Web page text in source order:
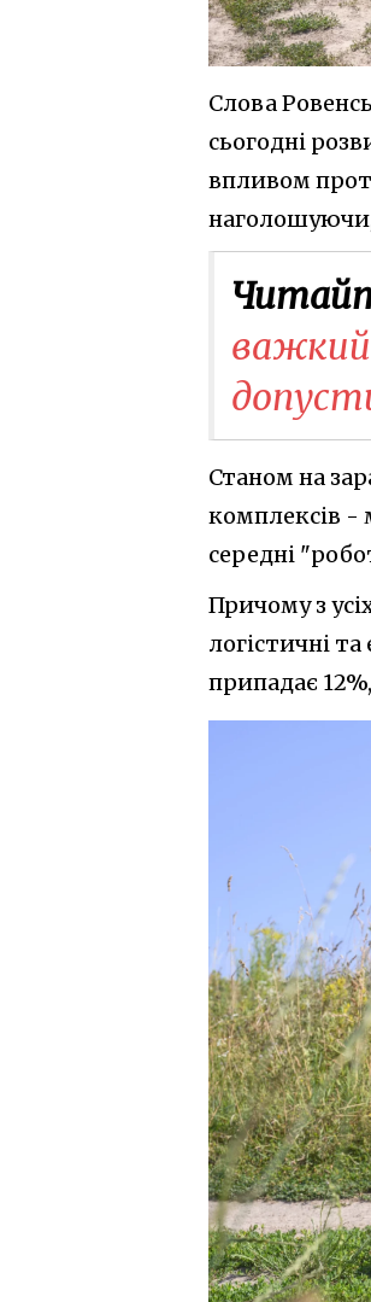
Слова
сьогодні
впливом
важкий
Станом на
комплексів -
середні
Причому з
логістичні
припадає